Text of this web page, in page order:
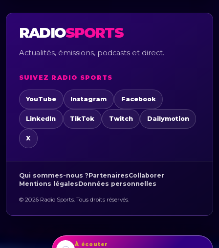
RADIOSPORTS
Actualités, émissions, podcasts et direct.
SUIVEZ RADIO SPORTS
YouTube Instagram Facebook
LinkedIn TikTok Twitch Dailymotion
X
Qui sommes-nous ?PartenairesCollaborer
Mentions légalesDonnées personnelles
© 2026 Radio Sports. Tous droits réservés.
À écouter